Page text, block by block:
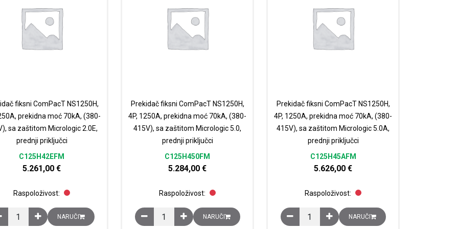
fiksni ComPacT NS1250H,
prekidna moć 70kA, (380-
sa zaštitom Micrologic 2.0E,
prednji priključci
C125H42EFM
5.261,00 €
Raspoloživost:
Prekidač fiksni ComPacT NS1250H, 4P, 1250A, prekidna moć 70kA, (380-415V), sa zaštitom Micrologic 2.0E, prednji priključci količina
NARUČI
Prekidač fiksni ComPacT NS1250H,
4P, 1250A, prekidna moć 70kA, (380-
415V), sa zaštitom Micrologic 5.0,
prednji priključci
C125H450FM
5.284,00 €
Raspoloživost:
Prekidač fiksni ComPacT NS1250H, 4P, 1250A, prekidna moć 70kA, (380-415V), sa zaštitom
NARUČI
Prekidač fiksni ComPacT NS1250H,
4P, 1250A, prekidna moć 70kA, (380-
415V), sa zaštitom Micrologic 5.0A,
prednji priključci
C125H45AFM
5.626,00 €
Raspoloživost:
Prekidač fiksni ComPacT NS1250H, 4P, 1250A,
NARUČI